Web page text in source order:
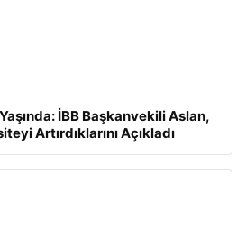
İBB Başkanvekili Aslan,
Artırdıklarını Açıkladı